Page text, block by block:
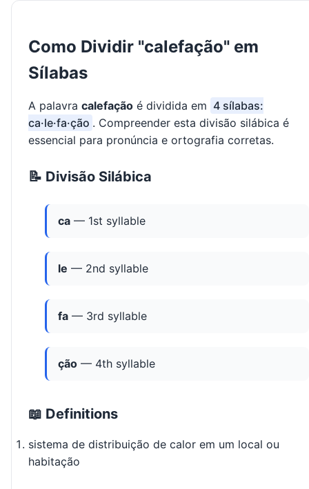
Como Dividir "calefação" em
Sílabas
A palavra calefação é dividida em 4 sílabas:
ca·le·fa·ção . Compreender esta divisão silábica é
essencial para pronúncia e ortografia corretas.
📝 Divisão Silábica
ca — 1st syllable
le — 2nd syllable
fa — 3rd syllable
ção — 4th syllable
📖 Definitions
sistema de distribuição de calor em um local ou
habitação